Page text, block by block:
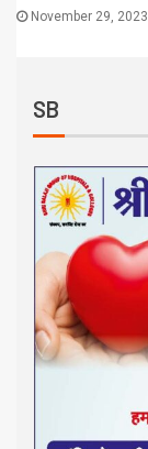
November 29, 2023
SB